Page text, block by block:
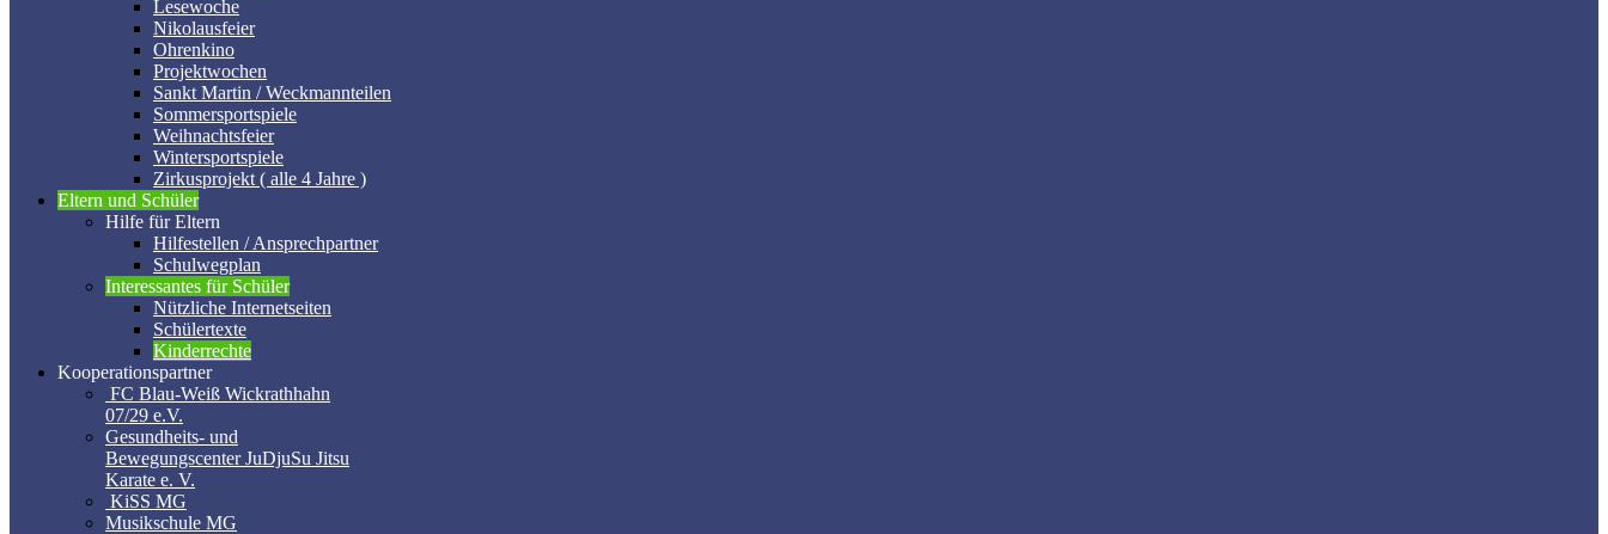
Lesewoche
Nikolausfeier
Ohrenkino
Projektwochen
Sankt Martin / Weckmannteilen
Sommersportspiele
Weihnachtsfeier
Wintersportspiele
Zirkusprojekt ( alle 4 Jahre )
Eltern und Schüler
Hilfe für Eltern
Hilfestellen / Ansprechpartner
Schulwegplan
Interessantes für Schüler
Nützliche Internetseiten
Schülertexte
Kinderrechte
Kooperationspartner
FC Blau-Weiß Wickrathhahn
07/29 e.V.
Gesundheits- und
Bewegungscenter JuDjuSu Jitsu
Karate e. V.
KiSS MG
Musikschule MG